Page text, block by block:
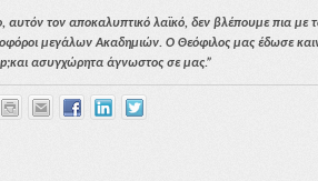
αυτόν τον αποκαλυπτικό λαϊκό, δεν βλέπουμε πια με
μεγάλων Ακαδημιών. Ο Θεόφιλος μας έδωσε
ασυγχώρητα άγνωστος σε μας.”